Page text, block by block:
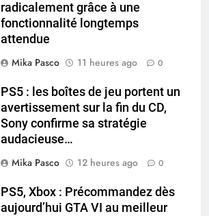
radicalement grâce à une
fonctionnalité longtemps
attendue
Mika Pasco
11 heures ago 0
PS5 : les boîtes de jeu portent un
avertissement sur la fin du CD,
Sony confirme sa stratégie
audacieuse…
Mika Pasco
12 heures ago 0
PS5, Xbox : Précommandez dès
aujourd’hui GTA VI au meilleur